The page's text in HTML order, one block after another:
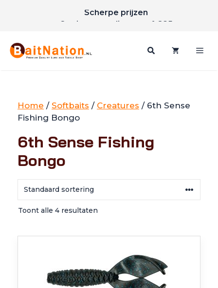
inhoud
Gratis verzending vanaf €85
Home / Softbaits / Creatures / 6th Sense
Fishing Bongo
6th Sense Fishing
Bongo
Toont alle 4 resultaten